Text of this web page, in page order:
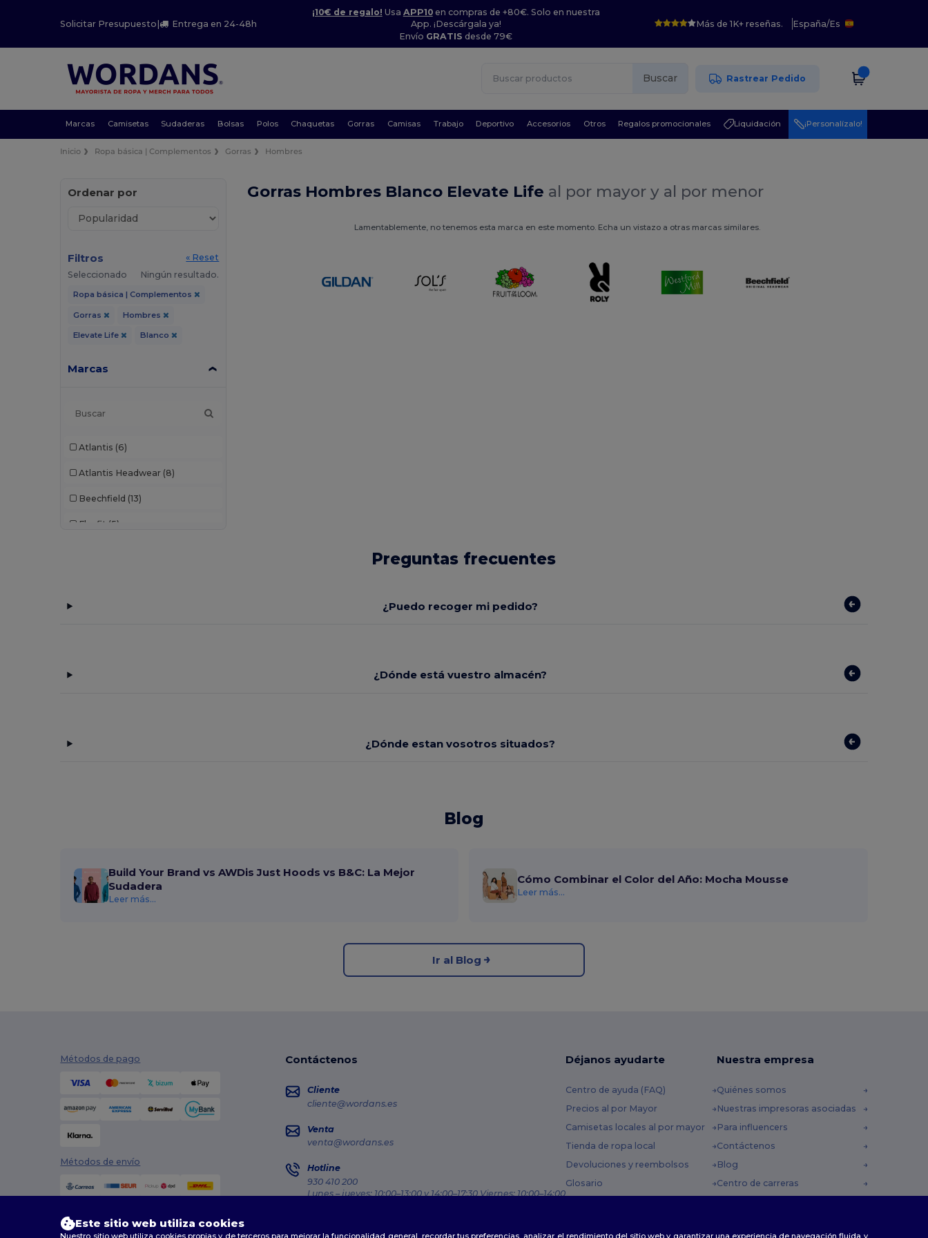
Solicitar Presupuesto | Entrega en 24-48h
¡10€ de regalo! Usa APP10en compras de +80€. Solo en nuestra
App. ¡Descárgala ya!
Envío GRATIS desde 79€
Más de 1K+ reseñas. España/Es
Buscar Rastrear Pedido
Marcas Camisetas Sudaderas Bolsas Polos Chaquetas Gorras Camisas Trabajo Deportivo Accesorios Otros Regalos promocionales Liquidación ¡Personalízalo!
Inicio Ropa básica | Complementos Gorras Hombres
Ordenar por
Filtros
« Reset
Seleccionado
Ningún resultado.
Ropa básica | Complementos
Gorras Hombres
Elevate Life Blanco
Marcas
Atlantis (6)
Atlantis Headwear (8)
Beechfield (13)
Flexfit (5)
Gorras Hombres Blanco Elevate Life al por mayor y al por menor
Lamentablemente, no tenemos esta marca en este momento. Echa un vistazo a otras marcas similares.
Preguntas frecuentes
¿Puedo recoger mi pedido?
¿Dónde está vuestro almacén?
¿Dónde estan vosotros situados?
Blog
Build Your Brand vs AWDis Just Hoods vs B&C: La Mejor
Sudadera
Leer más...
Cómo Combinar el Color del Año: Mocha Mousse
Leer más...
Ir al Blog
Métodos de pago
Métodos de envío
Contáctenos
Cliente
cliente@wordans.es
Venta
venta@wordans.es
Hotline
930 410 200
Lunes – jueves: 10:00–13:00 y 14:00–17:30 Viernes: 10:00–14:00
Déjanos ayudarte
Centro de ayuda (FAQ)
Precios al por Mayor
Camisetas locales al por mayor
Tienda de ropa local
Devoluciones y reembolsos
Glosario
Nuestra empresa
Quiénes somos
Nuestras impresoras asociadas
Para influencers
Contáctenos
Blog
Centro de carreras
Este sitio web utiliza cookies
Nuestro sitio web utiliza cookies propias y de terceros para mejorar la funcionalidad general, recordar tus preferencias, analizar el rendimiento del sitio web y garantizar una experiencia de navegación fluida y